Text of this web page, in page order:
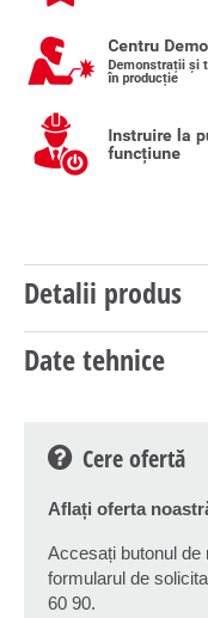
Detalii produs
Date tehnice
Cere ofertă
Aflați oferta
Accesați butonul de
formularul de
60 90.